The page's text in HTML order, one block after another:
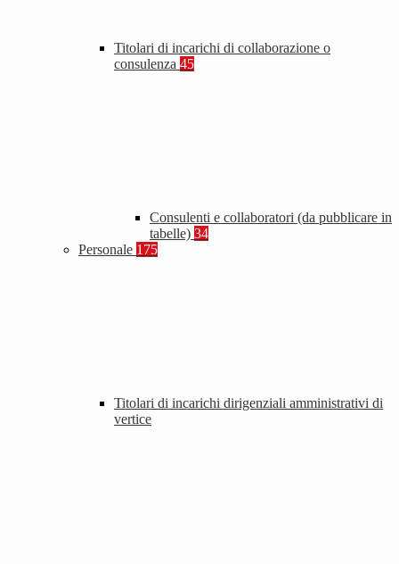
Titolari di incarichi di collaborazione o
consulenza 45
Consulenti e collaboratori (da pubblicare in
tabelle) 34
Personale 175
Titolari di incarichi dirigenziali amministrativi di
vertice